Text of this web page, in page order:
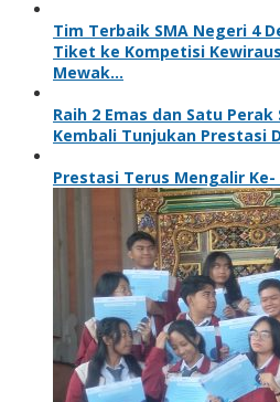
Tim Terbaik SMA Negeri 4
Tiket ke Kompetisi
Mewak…
Raih 2 Emas dan Satu
Kembali Tunjukan Prestasi
Prestasi Terus Mengalir Ke-